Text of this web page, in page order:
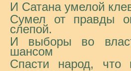
И Сатана умелой
Сумел от правды
слепой.
И выборы во
шансом
Спасти народ, что